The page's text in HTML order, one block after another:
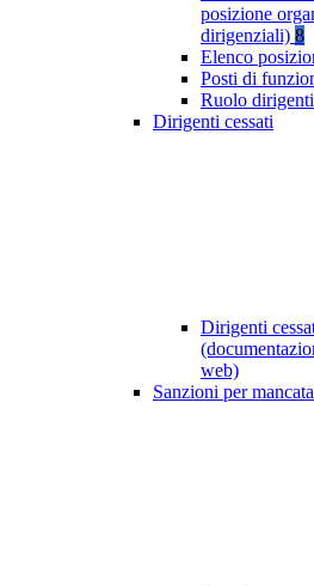
posizione
dirigenziali) 8
Elenco
Posti di
Ruolo dirigenti
Dirigenti cessati
Dirigenti
web)
Sanzioni per